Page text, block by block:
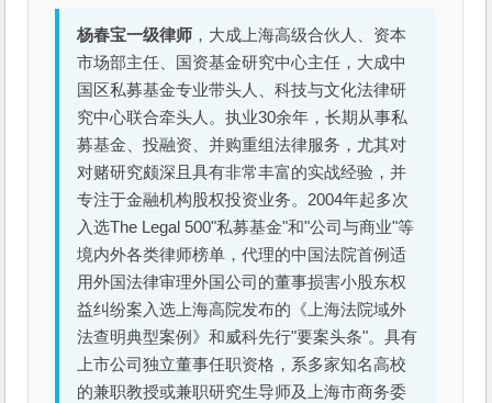
杨春宝一级律师 ，大成上海高级合伙人、资本
市场部主任、国资基金研究中心主任，大成中
国区私募基金专业带头人、科技与文化法律研
究中心联合牵头人。执业30余年，长期从事私
募基金、投融资、并购重组法律服务，尤其对
对赌研究颇深且具有非常丰富的实战经验，并
专注于金融机构股权投资业务。2004年起多次
入选The Legal 500"私募基金"和"公司与商业"等
境内外各类律师榜单，代理的中国法院首例适
用外国法律审理外国公司的董事损害小股东权
益纠纷案入选上海高院发布的《上海法院域外
法查明典型案例》和威科先行"要案头条"。具有
上市公司独立董事任职资格，系多家知名高校
的兼职教授或兼职研究生导师及上海市商务委